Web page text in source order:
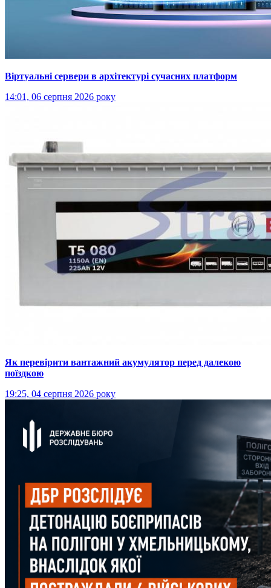
Віртуальні сервери в архітектурі сучасних платформ
14:01, 06 серпня 2026 року
Як перевірити вантажний акумулятор перед далекою
поїздкою
19:25, 04 серпня 2026 року